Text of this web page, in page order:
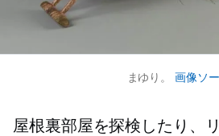
まゆり。画像ソ
屋根裏部屋を探検したり、